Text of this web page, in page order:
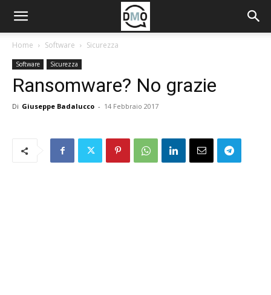
Home Software Sicurezza
Software Sicurezza
Ransomware? No grazie
Di Giuseppe Badalucco - 14 Febbraio 2017